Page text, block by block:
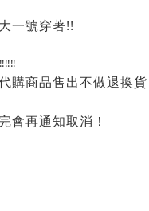
一號穿著!!
購商品售出不做退換貨
會再通知取消！